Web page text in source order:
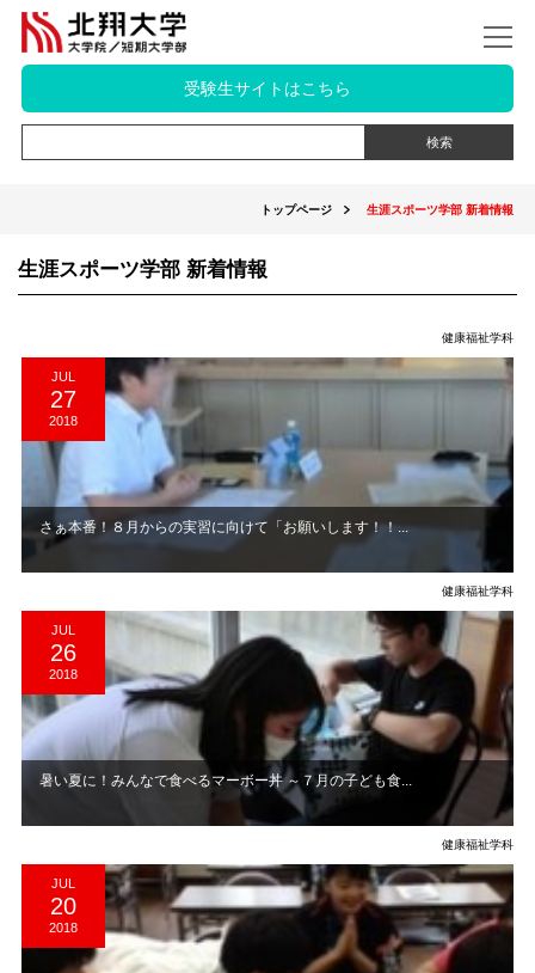
受験生サイトはこちら
トップページ 生涯スポーツ学部 新着情報
生涯スポーツ学部 新着情報
健康福祉学科
JUL
27
2018
さぁ本番！８月からの実習に向けて「お願いします！！...
健康福祉学科
JUL
26
2018
暑い夏に！みんなで食べるマーボー丼 ～７月の子ども食...
健康福祉学科
JUL
20
2018